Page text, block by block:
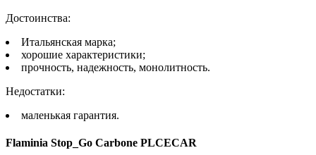
Достоинства:
Итальянская марка;
хорошие характеристики;
прочность, надежность, монолитность.
Недостатки:
маленькая гарантия.
Flaminia Stop_Go Carbone PLCECAR